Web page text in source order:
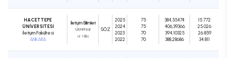
HACETTEPE
ÜNİVERSİTESİ
İletişim Fakültesi
ANKARA
İletişim Bilimleri
Ücretsiz
(4 Yıllık)
SÖZ
2025
2024
2023
2022
75
75
70
70
384,55474
406,39366
394,10325
388,28686
15.772
25.026
26.859
34.811